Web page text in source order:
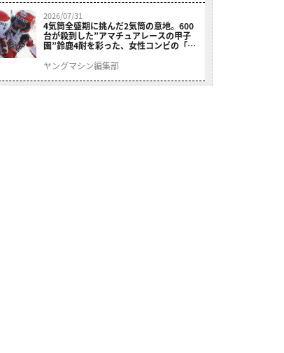
2026/07/31
4気筒全盛期に挑んだ2気筒の意地。600
台が殺到した”アマチュアレースの甲子
園”鈴鹿4耐を彩った、女性コンビの「ス
ヤングマシン編集部